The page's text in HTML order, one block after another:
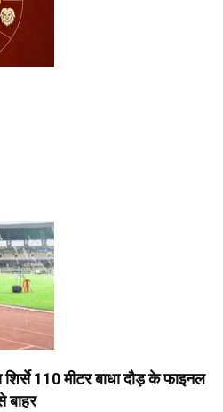
110 मीटर बाधा दौड़ के फाइनल
बाहर